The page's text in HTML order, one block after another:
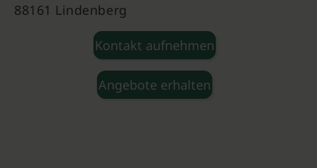
88161 Lindenberg
Kontakt aufnehmen
Angebote erhalten